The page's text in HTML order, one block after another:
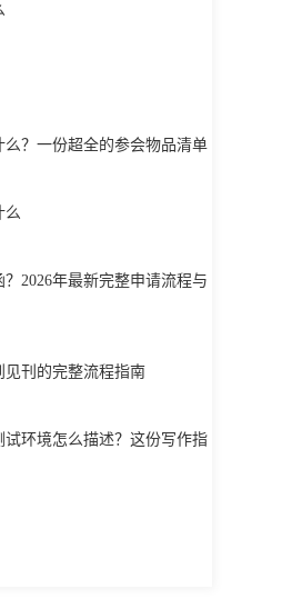
？一份超全的参会物品清单
么
2026年最新完整申请流程与
见刊的完整流程指南
环境怎么描述？这份写作指